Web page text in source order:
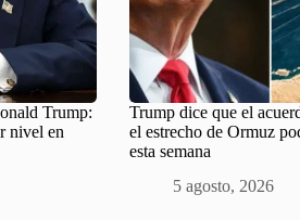
Trump:
nivel en
Trump dice que el
el estrecho de Ormuz
esta semana
5 agosto, 2026